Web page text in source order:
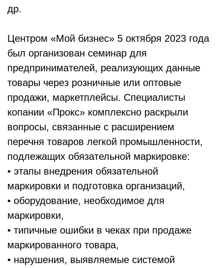
др.
Центром «Мой бизнес» 5 октября 2023 года
был организован семинар для
предпринимателей, реализующих данные
товары через розничные или оптовые
продажи, маркетплейсы. Специалисты
копании «Прокс» комплексно раскрыли
вопросы, связанные с расширением
перечня товаров легкой промышленности,
подлежащих обязательной маркировке:
• этапы внедрения обязательной
маркировки и подготовка организаций,
• оборудование, необходимое для
маркировки,
• типичные ошибки в чеках при продаже
маркированного товара,
• нарушения, выявляемые системой